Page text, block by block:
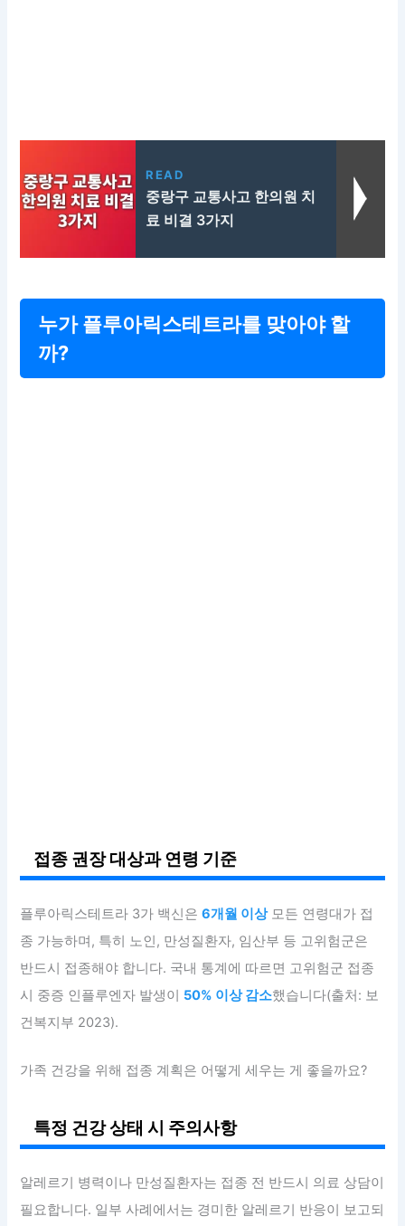
READ
중랑구 교통사고 한의원 치
료 비결 3가지
누가 플루아릭스테트라를 맞아야 할
까?
접종 권장 대상과 연령 기준
플루아릭스테트라 3가 백신은6개월 이상모든 연령대가 접
종 가능하며, 특히 노인, 만성질환자, 임산부 등 고위험군은
반드시 접종해야 합니다. 국내 통계에 따르면 고위험군 접종
시 중증 인플루엔자 발생이 50% 이상 감소했습니다(출처: 보
건복지부 2023).
가족 건강을 위해 접종 계획은 어떻게 세우는 게 좋을까요?
특정 건강 상태 시 주의사항
알레르기 병력이나 만성질환자는 접종 전 반드시 의료 상담이
필요합니다. 일부 사례에서는 경미한 알레르기 반응이 보고되